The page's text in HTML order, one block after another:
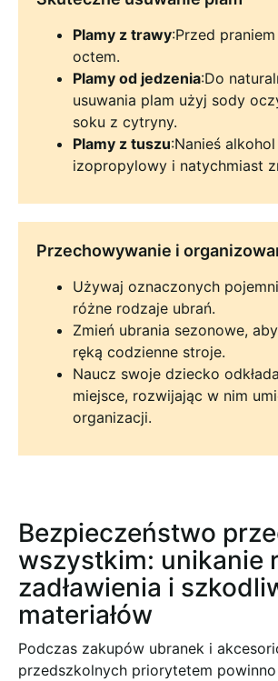
Plamy z trawy:Przed
octem.
Plamy od jedzenia:Do
usuwania plam użyj sody
soku z cytryny.
Plamy z tuszu:Nanieś alkohol
izopropylowy i natychmiast
Przechowywanie i
Używaj oznaczonych
różne rodzaje ubrań.
Zmień ubrania sezonowe,
ręką codzienne stroje.
Naucz swoje dziecko
miejsce, rozwijając w nim
organizacji.
Bezpieczeństwo
wszystkim: unikanie
zadławienia i
materiałów
Podczas zakupów ubranek i
przedszkolnych priorytetem